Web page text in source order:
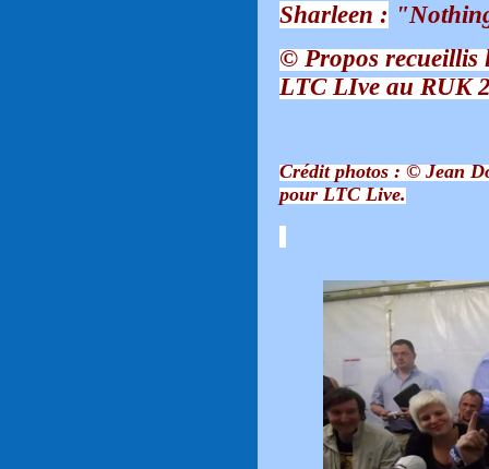
Sharleen :
© Propos recueillis
LTC LIve au RUK
Crédit photos : © Jean
pour LTC Live.